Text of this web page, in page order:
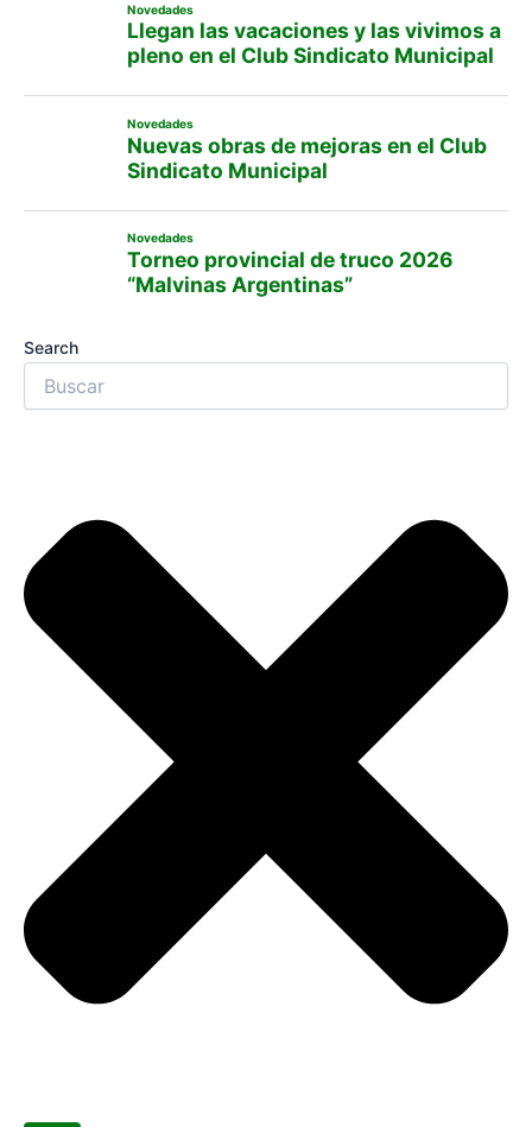
Novedades
Llegan las vacaciones y las vivimos a
pleno en el Club Sindicato Municipal
Novedades
Nuevas obras de mejoras en el Club
Sindicato Municipal
Novedades
Torneo provincial de truco 2026
“Malvinas Argentinas”
Search